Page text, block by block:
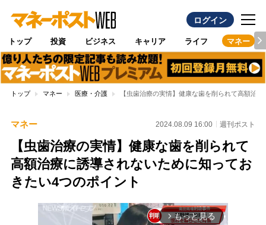
ログイン
トップ 投資 ビジネス キャリア ライフ マネー
トップ マネー 医療・介護 【虫歯治療の実情】健康な歯を削られて高額治
マネー 2024.08.09 16:00 週刊ポスト
【虫歯治療の実情】健康な歯を削られて
高額治療に誘導されないために知ってお
きたい4つのポイント
arrow_forward_ios もっと見る